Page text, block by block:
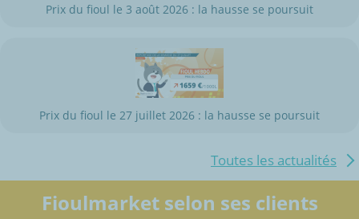
Prix du fioul le 3 août 2026 : la hausse se poursuit
Prix du fioul le 27 juillet 2026 : la hausse se poursuit
Toutes les actualités
Fioulmarket selon ses clients